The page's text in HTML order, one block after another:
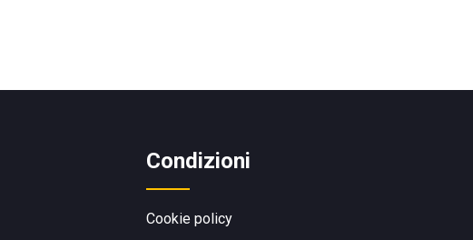
Condizioni
Cookie policy